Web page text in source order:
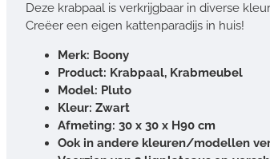
Deze krabpaal is verkrijgbaar in diverse
Creëer een eigen kattenparadijs in huis!
Merk: Boony
Product: Krabpaal, Krabmeubel
Model: Pluto
Kleur: Zwart
Afmeting: 30 x 30 x H90 cm
Ook in andere kleuren/modellen